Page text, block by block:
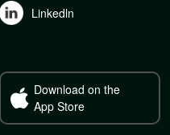
Linkedln
Download on the
App Store